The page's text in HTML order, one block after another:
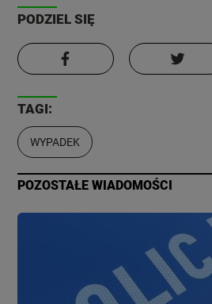
PODZIEL SIĘ
TAGI:
WYPADEK
POZOSTAŁE WIADOMOŚCI